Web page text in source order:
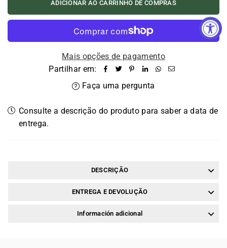
ADICIONAR AO CARRINHO DE COMPRAS
Mais opções de pagamento
Partilhar em:
Faça uma pergunta
Consulte a descrição do produto para saber a data de
entrega.
DESCRIÇÃO
ENTREGA E DEVOLUÇÃO
Información adicional